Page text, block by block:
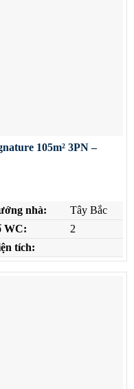
105m² 3PN –
nhà:
Tây Bắc
WC:
2
tích: